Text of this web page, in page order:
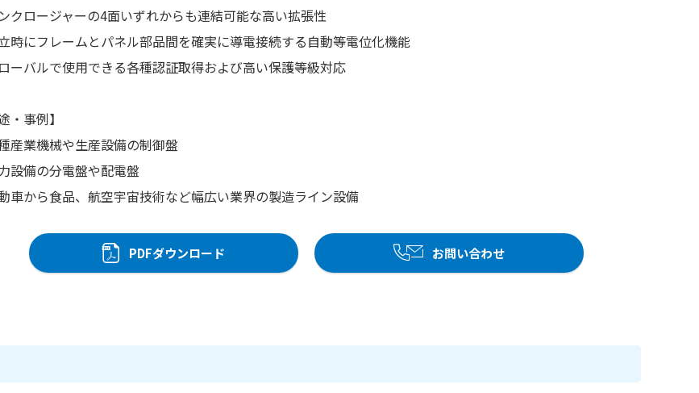
クロージャーの4面いずれからも連結可能な高い拡張性
時にフレームとパネル部品間を確実に導電接続する自動等電位化機能
ーバルで使用できる各種認証取得および高い保護等級対応
・事例】
産業機械や生産設備の制御盤
設備の分電盤や配電盤
車から食品、航空宇宙技術など幅広い業界の製造ライン設備
PDFダウンロード お問い合わせ